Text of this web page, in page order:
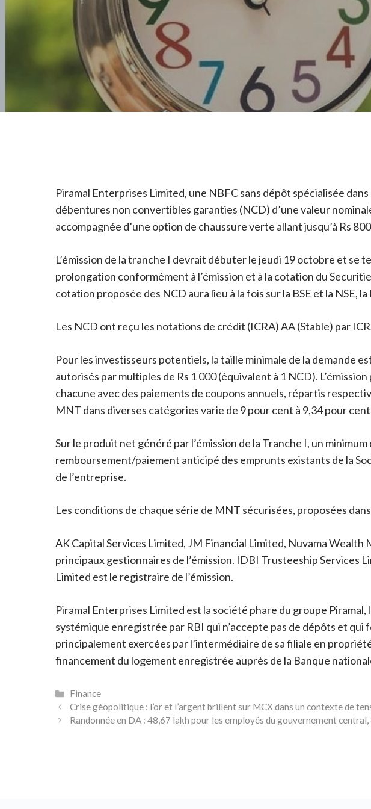
Piramal Enterprises Limited, une NBFC sans dépôt spécialisée
débentures non convertibles garanties (NCD) d’une valeur
accompagnée d’une option de chaussure verte allant jusqu’à Rs
L’émission de la tranche I devrait débuter le jeudi 19 octobre et se
prolongation conformément à l’émission et à la cotation du
cotation proposée des NCD aura lieu à la fois sur la BSE et la
Les NCD ont reçu les notations de crédit (ICRA) AA (Stable) par
Pour les investisseurs potentiels, la taille minimale de la demande
autorisés par multiples de Rs 1 000 (équivalent à 1 NCD).
chacune avec des paiements de coupons annuels, répartis
MNT dans diverses catégories varie de 9 pour cent à 9,34 pour cent
Sur le produit net généré par l’émission de la Tranche I, un
remboursement/paiement anticipé des emprunts existants de la
de l’entreprise.
Les conditions de chaque série de MNT sécurisées, proposées
AK Capital Services Limited, JM Financial Limited, Nuvama
principaux gestionnaires de l’émission. IDBI Trusteeship Services
Limited est le registraire de l’émission.
Piramal Enterprises Limited est la société phare du groupe
systémique enregistrée par RBI qui n’accepte pas de dépôts et
principalement exercées par l’intermédiaire de sa filiale en
financement du logement enregistrée auprès de la Banque
Catégories
Finance
Crise géopolitique : l’or et l’argent brillent sur MCX dans un contexte de
Randonnée en DA : 48,67 lakh pour les employés du gouvernement